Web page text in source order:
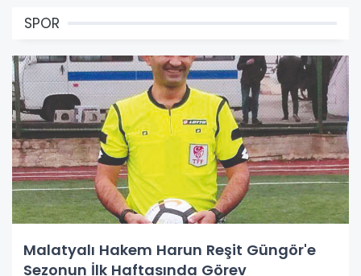
SPOR
Malatyalı Hakem Harun Reşit Güngör'e
Sezonun İlk Haftasında Görev